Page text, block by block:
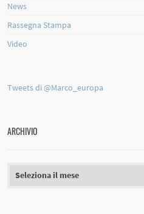
News
Rassegna Stampa
Video
Tweets di @Marco_europa
ARCHIVIO